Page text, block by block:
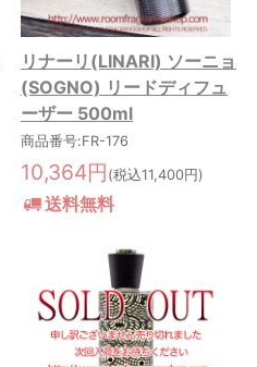
リナーリ(LINARI) ソーニョ
(SOGNO) リードディフュ
ーザー 500ml
商品番号:FR-176
10,364円 (税込11,400円)
送料無料